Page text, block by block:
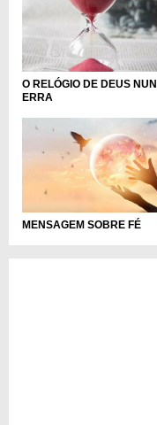
O RELÓGIO DE DEUS
ERRA
MENSAGEM SOBRE FÉ